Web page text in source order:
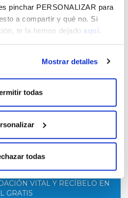
pinchar PERSONALIZAR para
a compartir y qué no. Si
te la hemos dejado aquí.
Mostrar detalles
todas
todas
A LO QUE TE INTERESA
VITAL Y RECÍBELO EN
GRATIS